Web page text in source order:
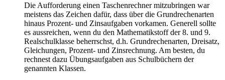
Die Aufforderung einen Taschenrechner mitzubringen war
meistens das Zeichen dafür, dass über die Grundrechenarten
hinaus Prozent- und Zinsaufgaben vorkamen. Generell sollte
es aussreichen, wenn du den Mathematikstoff der 8. und 9.
Realschulklasse beherrschst, d.h. Grundrechenarten, Dreisatz,
Gleichungen, Prozent- und Zinsrechnung. Am besten, du
rechnest dazu Übungsaufgaben aus Schulbüchern der
genannten Klassen.